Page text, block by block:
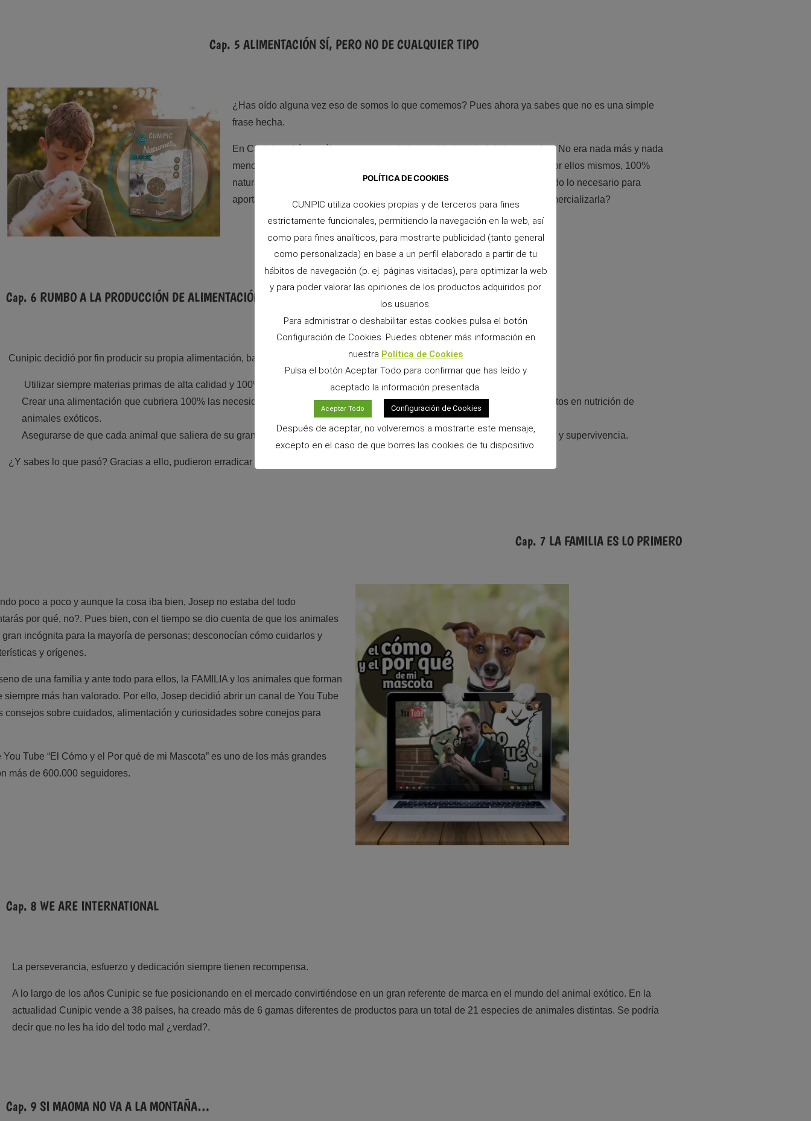
Cap. 5 ALIMENTACIÓN SÍ, PERO NO DE CUALQUIER TIPO
¿Has oído alguna vez eso de somos lo que comemos? Pues ahora ya sabes que no es una simple
frase hecha.
En Cunipicsabían cuál era el secreto de longevidad y salud de los conejos. No era nada más y nada
menos que recetas formuladas con alimentos con ingredientes cultivados por ellos mismos, 100%
naturales y adaptados a la dieta natural de los conejos. Así que, si tenían todo lo necesario para
aportar a los conejos la alimentación adecuada ¿Por qué no empezar a comercializarla?
Cap. 6 RUMBO A LA PRODUCCIÓN DE ALIMENTACIÓN PREMIUM
Cunipic decidió por fin producir su propia alimentación, basándose en 3 objetivos fijos:
Utilizar siempre materias primas de alta calidad y 100% naturales
Crear una alimentación que cubriera 100% las necesidades del conejo, con su experiencia y la supervisión y ayuda de expertos en nutrición de
animales exóticos.
Asegurarse de que cada animal que saliera de su granja, se alimentara con alimento
para así garantizar su bienestar y supervivencia.
¿Y sabes lo que pasó? Gracias a ello, pudieron erradicar el problema de las enfermedades en los conejos.
Cap. 7 LA FAMILIA ES LO PRIMERO
poco a poco y aunque la cosa iba bien, Josep no estaba del todo
por qué, no?. Pues bien, con el tiempo se dio cuenta de que los animales
incógnita para la mayoría de personas; desconocían cómo cuidarlos y
y orígenes.
de una familia y ante todo para ellos, la FAMILIA y los animales que forman
siempre más han valorado. Por ello, Josep decidió abrir un canal de You Tube
consejos sobre cuidados, alimentación y curiosidades sobre conejos para
You Tube “El Cómo y el Por qué de mi Mascota” es uno de los más grandes
más de 600.000 seguidores.
Cap. 8 WE ARE INTERNATIONAL
La perseverancia, esfuerzo y dedicación siempre tienen recompensa.
A lo largo de los años Cunipic se fue posicionando en el mercado convirtiéndose en un gran referente de marca en el mundo del animal exótico. En la
actualidad Cunipic vende a 38 países, ha creado más de 6 gamas diferentes de productos para un total de 21 especies de animales distintas. Se podría
decir que no les ha ido del todo mal ¿verdad?.
Cap. 9 SI MAOMA NO VA A LA MONTAÑA…
POLÍTICA DE COOKIES
CUNIPIC utiliza cookies propias y de terceros para fines
estrictamente funcionales, permitiendo la navegación en la web, así
como para fines analíticos, para mostrarte publicidad (tanto general
como personalizada) en base a un perfil elaborado a partir de tu
hábitos de navegación (p. ej. páginas visitadas), para optimizar la web
y para poder valorar las opiniones de los productos adquiridos por
los usuarios.
Para administrar o deshabilitar estas cookies pulsa el botón
Configuración de Cookies. Puedes obtener más información en
nuestra Política de Cookies
Pulsa el botón Aceptar Todo para confirmar que has leído y
aceptado la información presentada.
Aceptar Todo Configuración de Cookies
Después de aceptar, no volveremos a mostrarte este mensaje,
excepto en el caso de que borres las cookies de tu dispositivo.